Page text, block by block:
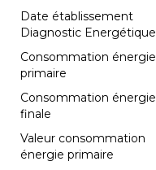
Date établissement
Diagnostic Energétique
Consommation énergie
primaire
Consommation énergie
finale
Valeur consommation
énergie primaire